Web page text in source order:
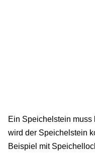
Ein Speichelstein muss
wird der Speichelstein
Beispiel mit